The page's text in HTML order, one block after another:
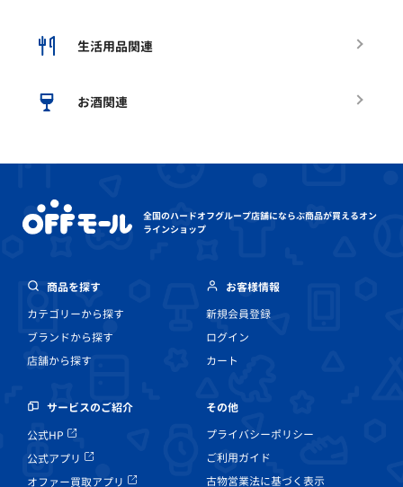
生活用品関連
お酒関連
全国のハードオフグループ店舗にならぶ商品が買えるオン
ラインショップ
商品を探す
カテゴリーから探す
ブランドから探す
店舗から探す
お客様情報
新規会員登録
ログイン
カート
サービスのご紹介
公式HP
公式アプリ
オファー買取アプリ
その他
プライバシーポリシー
ご利用ガイド
古物営業法に基づく表示